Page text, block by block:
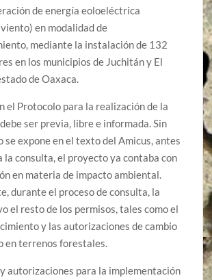
de energía eoloeléctrica
en modalidad de
mediante la instalación de 132
en los municipios de Juchitán y El
de Oaxaca.
el Protocolo para la realización de la
ser previa, libre e informada. Sin
se expone en el texto del Amicus, antes
la consulta, el proyecto ya contaba con
en materia de impacto ambiental.
durante el proceso de consulta, la
el resto de los permisos, tales como el
y las autorizaciones de cambio
en terrenos forestales.
autorizaciones para la implementación